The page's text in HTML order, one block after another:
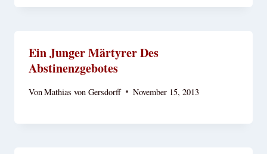
Ein Junger Märtyrer Des
Abstinenzgebotes
VonMathias von Gersdorff November 15, 2013